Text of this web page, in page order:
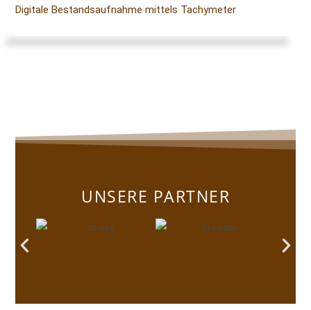
Digitale Bestandsaufnahme mittels Tachymeter
UNSERE PARTNER